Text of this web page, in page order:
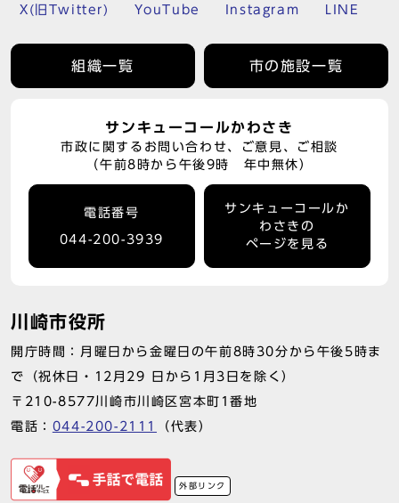
X(旧Twitter) YouTube Instagram LINE
組織一覧 市の施設一覧
サンキューコールかわさき
市政に関するお問い合わせ、ご意見、ご相談
（午前8時から午後9時 年中無休）
電話番号
044-200-3939
サンキューコールか
わさきの
ページを見る
川崎市役所
開庁時間：月曜日から金曜日の午前8時30分から午後5時ま
で（祝休日・12月29 日から1月3日を除く）
〒210-8577川崎市川崎区宮本町1番地
電話： 044-200-2111 （代表）
外部リンク